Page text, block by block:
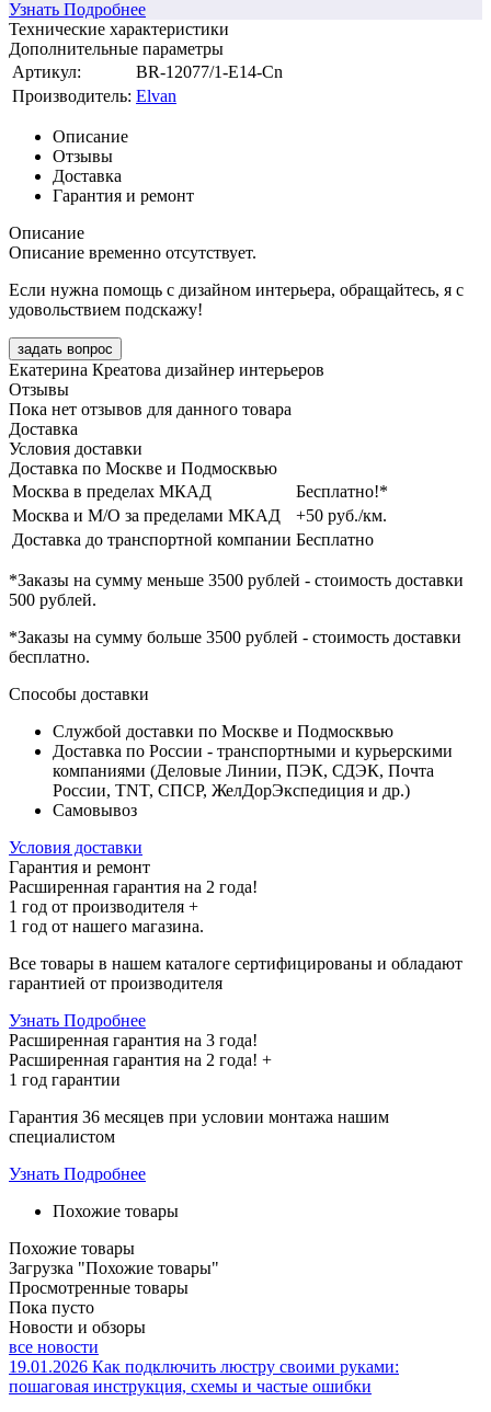
Узнать Подробнее
Технические характеристики
Дополнительные параметры
Артикул:
BR-12077/1-E14-Cn
Производитель: Elvan
Описание
Отзывы
Доставка
Гарантия и ремонт
Описание
Описание временно отсутствует.
Если нужна помощь с дизайном интерьера, обращайтесь, я с
удовольствием подскажу!
задать вопрос
Екатерина Креатова дизайнер интерьеров
Отзывы
Пока нет отзывов для данного товара
Доставка
Условия доставки
Доставка по Москве и Подмосквью
Москва в пределах МКАД
Бесплатно!*
Москва и М/О за пределами МКАД
+50 руб./км.
Доставка до транспортной компании Бесплатно
*Заказы на сумму меньше 3500 рублей - стоимость доставки
500 рублей.
*Заказы на сумму больше 3500 рублей - стоимость доставки
бесплатно.
Способы доставки
Службой доставки по Москве и Подмосквью
Доставка по России - транспортными и курьерскими
компаниями (Деловые Линии, ПЭК, СДЭК, Почта
России, TNT, СПСР, ЖелДорЭкспедиция и др.)
Самовывоз
Условия доставки
Гарантия и ремонт
Расширенная гарантия на 2 года!
1 год от производителя +
1 год от нашего магазина.
Все товары в нашем каталоге сертифицированы и обладают
гарантией от производителя
Узнать Подробнее
Расширенная гарантия на 3 года!
Расширенная гарантия на 2 года! +
1 год гарантии
Гарантия 36 месяцев при условии монтажа нашим
специалистом
Узнать Подробнее
Похожие товары
Похожие товары
Загрузка "Похожие товары"
Просмотренные товары
Пока пусто
Новости и обзоры
все новости
19.01.2026 Как подключить люстру своими руками:
пошаговая инструкция, схемы и частые ошибки